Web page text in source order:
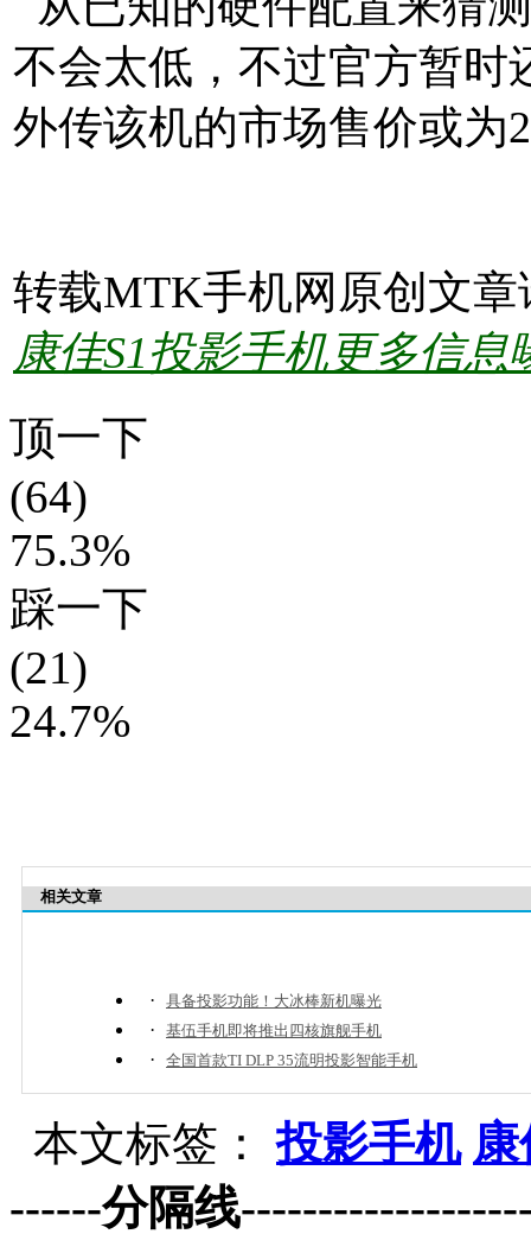
不会太低，不过官方暂时
外传该机的市场售价或为
转载MTK手机网原创文
康佳S1投影手机更多信息
顶一下
(64)
75.3%
踩一下
(21)
24.7%
相关文章
· 具备投影功能！大冰棒新机曝光
· 基伍手机即将推出四核旗舰手机
· 全国首款TI DLP 35流明投影智能手机
本文标签：投影手机 康
------分隔线